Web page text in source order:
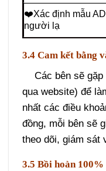
❤️Xác minh thông
Trà
❤️Thuê thám tư tư
❤️Điều tra hàng giả
❤️Xác định mẫu
người lạ
3.4 Cam kết bằng
Các bên sẽ gặp